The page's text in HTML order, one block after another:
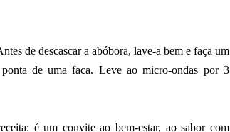
de descascar a abóbora, lave-a bem e faça um
de uma faca. Leve ao micro-ondas por 3
é um convite ao bem-estar, ao sabor com